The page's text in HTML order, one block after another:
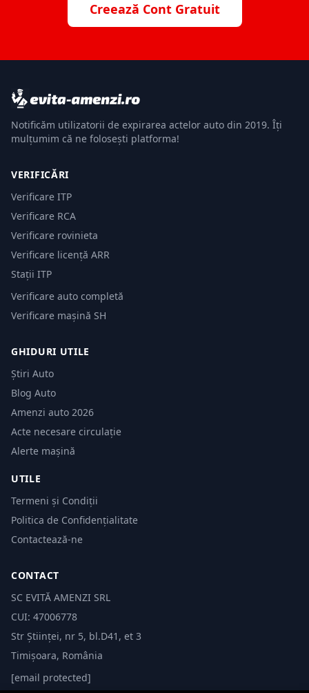
Creează Cont Gratuit
Notificăm utilizatorii de expirarea actelor auto din 2019. Îți
mulțumim că ne folosești platforma!
VERIFICĂRI
Verificare ITP
Verificare RCA
Verificare rovinieta
Verificare licență ARR
Stații ITP
Verificare auto completă
Verificare mașină SH
GHIDURI UTILE
Știri Auto
Blog Auto
Amenzi auto 2026
Acte necesare circulație
Alerte mașină
UTILE
Termeni și Condiții
Politica de Confidențialitate
Contactează-ne
CONTACT
SC EVITĂ AMENZI SRL
CUI: 47006778
Str Științei, nr 5, bl.D41, et 3
Timișoara, România
[email protected]